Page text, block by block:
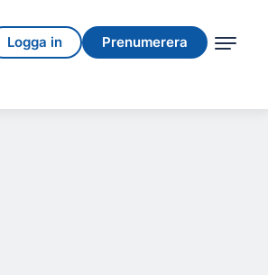
Logga in Prenumerera
Logga in Prenumerera